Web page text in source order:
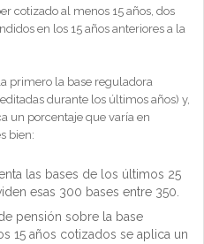
cotizado al menos 15 años, dos
en los 15 años anteriores a la
primero la base reguladora
durante los últimos años) y,
un porcentaje que varía en
bien:
las bases de los últimos 25
esas 300 bases entre 350.
pensión sobre la base
15 años cotizados se aplica un